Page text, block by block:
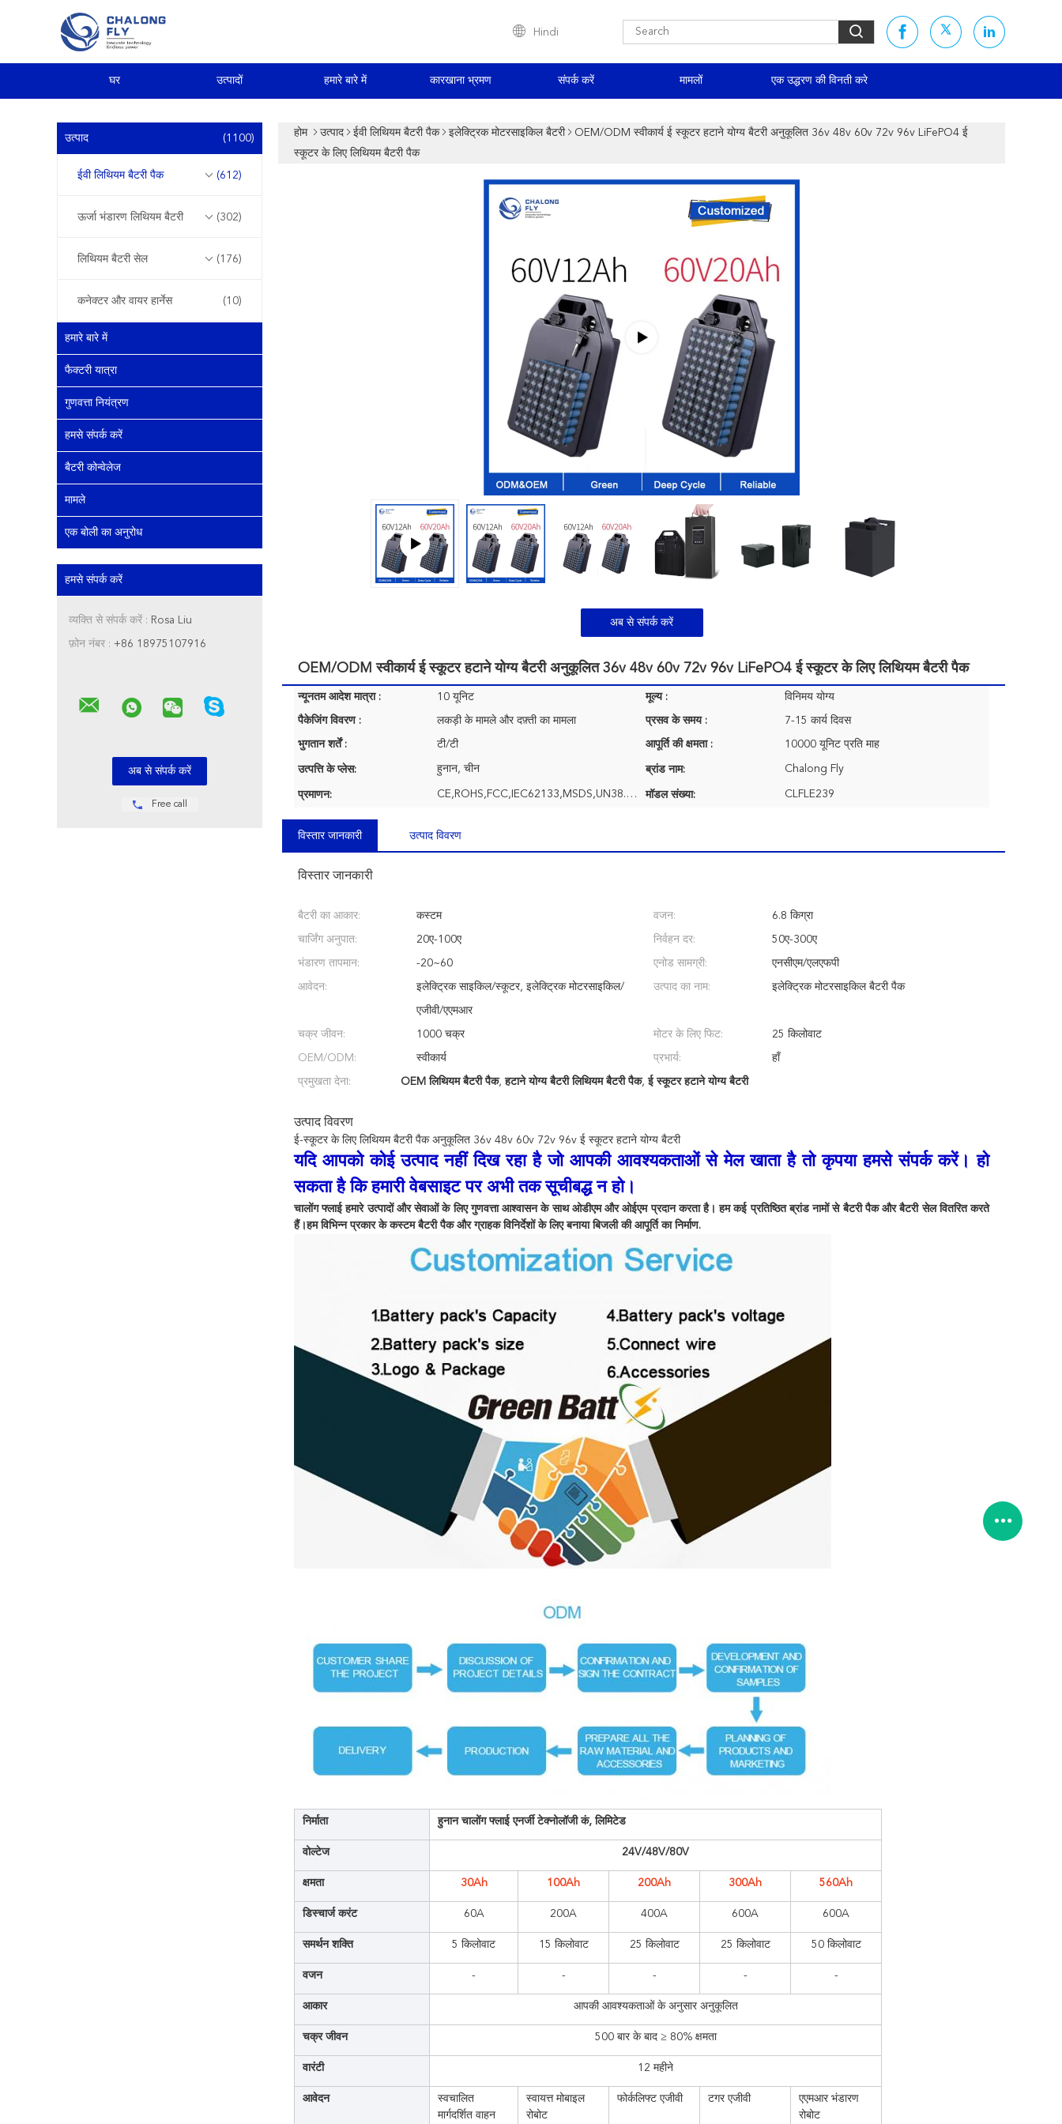
Hindi
घर उत्पादों हमारे बारे में कारखाना भ्रमण संपर्क करें मामलों एक उद्धरण की विनती करे
उत्पाद (1100)
ईवी लिथियम बैटरी पैक (612)
ऊर्जा भंडारण लिथियम बैटरी (302)
लिथियम बैटरी सेल (176)
कनेक्टर और वायर हार्नेस (10)
हमारे बारे में
फैक्टरी यात्रा
गुणवत्ता नियंत्रण
हमसे संपर्क करें
बैटरी कोन्वेलेज
मामले
एक बोली का अनुरोध
हमसे संपर्क करें
व्यक्ति से संपर्क करें : Rosa Liu
फ़ोन नंबर : +86 18975107916
Free call
होम उत्पाद ईवी लिथियम बैटरी पैक इलेक्ट्रिक मोटरसाइकिल बैटरी
OEM/ODM स्वीकार्य ई स्कूटर हटाने योग्य बैटरी अनुकूलित 36v 48v 60v 72v 96v LiFePO4 ई
स्कूटर के लिए लिथियम बैटरी पैक
अब से संपर्क करें
OEM/ODM स्वीकार्य ई स्कूटर हटाने योग्य बैटरी अनुकूलित 36v 48v 60v 72v 96v LiFePO4 ई स्कूटर के लिए लिथियम बैटरी पैक
न्यूनतम आदेश मात्रा : 10 यूनिट मूल्य : विनिमय योग्य
पैकेजिंग विवरण : लकड़ी के मामले और दफ़्ती का मामला प्रसव के समय : 7-15 कार्य दिवस
भुगतान शर्तें : टी/टी आपूर्ति की क्षमता : 10000 यूनिट प्रति माह
उत्पत्ति के प्लेस: हुनान, चीन ब्रांड नाम: Chalong Fly
प्रमाणन: CE,ROHS,FCC,IEC62133,MSDS,UN38.3, UL, etc मॉडल संख्या: CLFLE239
विस्तार जानकारी उत्पाद विवरण
विस्तार जानकारी
बैटरी का आकार: कस्टम वजन: 6.8 किग्रा
चार्जिंग अनुपात: 20ए-100ए निर्वहन दर: 50ए-300ए
भंडारण तापमान: -20~60 एनोड सामग्री: एनसीएम/एलएफपी
आवेदन: इलेक्ट्रिक साइकिल/स्कूटर, इलेक्ट्रिक मोटरसाइकिल/
एजीवी/एएमआर
उत्पाद का नाम: इलेक्ट्रिक मोटरसाइकिल बैटरी पैक
चक्र जीवन: 1000 चक्र मोटर के लिए फिट: 25 किलोवाट
OEM/ODM: स्वीकार्य प्रभार्य: हाँ
प्रमुखता देना: OEM लिथियम बैटरी पैक,हटाने योग्य बैटरी लिथियम बैटरी पैक,ई स्कूटर हटाने योग्य बैटरी
उत्पाद विवरण
ई-स्कूटर के लिए लिथियम बैटरी पैक अनुकूलित 36v 48v 60v 72v 96v ई स्कूटर हटाने योग्य बैटरी
यदि आपको कोई उत्पाद नहीं दिख रहा है जो आपकी आवश्यकताओं से मेल खाता है तो कृपया हमसे संपर्क करें। हो
सकता है कि हमारी वेबसाइट पर अभी तक सूचीबद्ध न हो।
चालोंग फ्लाई हमारे उत्पादों और सेवाओं के लिए गुणवत्ता आश्वासन के साथ ओडीएम और ओईएम प्रदान करता है। हम कई प्रतिष्ठित ब्रांड नामों से बैटरी पैक और बैटरी सेल वितरित करते
हैं।हम विभिन्न प्रकार के कस्टम बैटरी पैक और ग्राहक विनिर्देशों के लिए बनाया बिजली की आपूर्ति का निर्माण.
निर्माता हुनान चालोंग फ्लाई एनर्जी टेक्नोलॉजी कं, लिमिटेड
वोल्टेज 24V/48V/80V
क्षमता 30Ah 100Ah 200Ah 300Ah 560Ah
डिस्चार्ज करंट 60A 200A 400A 600A 600A
समर्थन शक्ति 5 किलोवाट 15 किलोवाट 25 किलोवाट 25 किलोवाट 50 किलोवाट
वजन - - - - -
आकार आपकी आवश्यकताओं के अनुसार अनुकूलित
चक्र जीवन 500 बार के बाद ≥ 80% क्षमता
वारंटी 12 महीने
आवेदन
स्वचालित
मार्गदर्शित वाहन
स्वायत्त मोबाइल
रोबोट
फोर्कलिफ्ट एजीवी टगर एजीवी
एएमआर भंडारण
रोबोट